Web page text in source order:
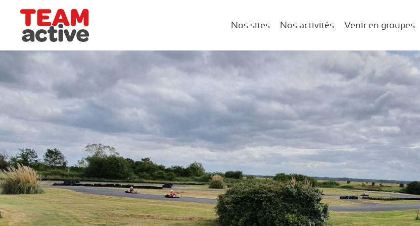
Team Active - Créateur de team building et de séminaires d'entreprise !
Nos sites
Circuit de Deauville
Circuit de Cabourg
Circuit de Ouistreham
Île-de-France
Lac d’Enghien-les-Bains
Nos activités
Paintball / Laser game
Buggy vintage
Jeux de salle
Activités nautiques
Enfants
Venir en groupes
Anniversaires
EVJF/EVG
Comité d’entreprise
Salle de Séminaire
Événements d’entreprise